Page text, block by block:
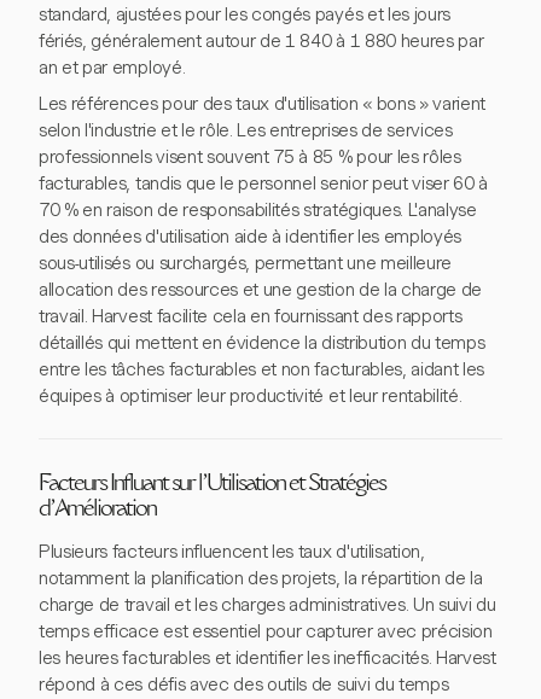
standard, ajustées pour les congés payés et les jours
fériés, généralement autour de 1 840 à 1 880 heures par
an et par employé.
Les références pour des taux d'utilisation « bons » varient
selon l'industrie et le rôle. Les entreprises de services
professionnels visent souvent 75 à 85 % pour les rôles
facturables, tandis que le personnel senior peut viser 60 à
70 % en raison de responsabilités stratégiques. L'analyse
des données d'utilisation aide à identifier les employés
sous-utilisés ou surchargés, permettant une meilleure
allocation des ressources et une gestion de la charge de
travail. Harvest facilite cela en fournissant des rapports
détaillés qui mettent en évidence la distribution du temps
entre les tâches facturables et non facturables, aidant les
équipes à optimiser leur productivité et leur rentabilité.
Facteurs Influant sur l'Utilisation et Stratégies
d'Amélioration
Plusieurs facteurs influencent les taux d'utilisation,
notamment la planification des projets, la répartition de la
charge de travail et les charges administratives. Un suivi du
temps efficace est essentiel pour capturer avec précision
les heures facturables et identifier les inefficacités. Harvest
répond à ces défis avec des outils de suivi du temps